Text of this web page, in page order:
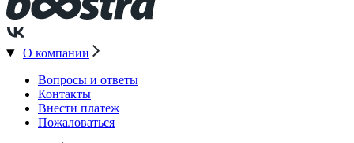
О компании
Вопросы и ответы
Контакты
Внести платеж
Пожаловаться